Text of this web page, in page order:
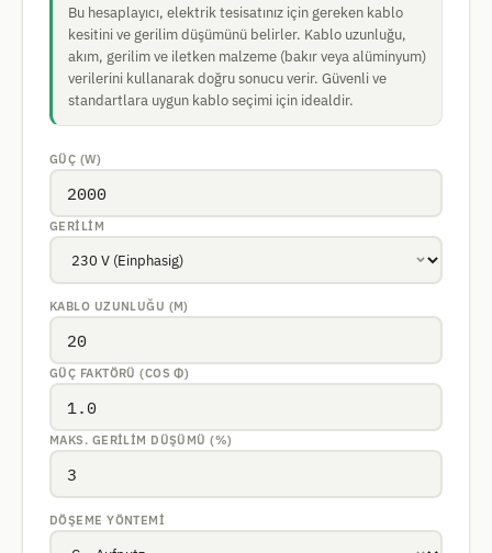
Bu hesaplayıcı, elektrik tesisatınız için gereken kablo
kesitini ve gerilim düşümünü belirler. Kablo uzunluğu,
akım, gerilim ve iletken malzeme (bakır veya alüminyum)
verilerini kullanarak doğru sonucu verir. Güvenli ve
standartlara uygun kablo seçimi için idealdir.
GÜÇ (W)
GERILIM
KABLO UZUNLUĞU (M)
GÜÇ FAKTÖRÜ (COS Φ)
MAKS. GERILIM DÜŞÜMÜ (%)
DÖŞEME YÖNTEMI